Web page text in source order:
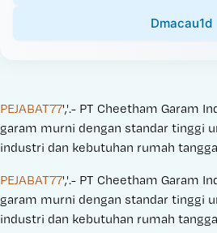
Dmacau1d
PEJABAT77','.- PT Cheetham Garam
garam murni dengan standar tinggi
industri dan kebutuhan rumah
PEJABAT77','.- PT Cheetham Garam
garam murni dengan standar tinggi
industri dan kebutuhan rumah